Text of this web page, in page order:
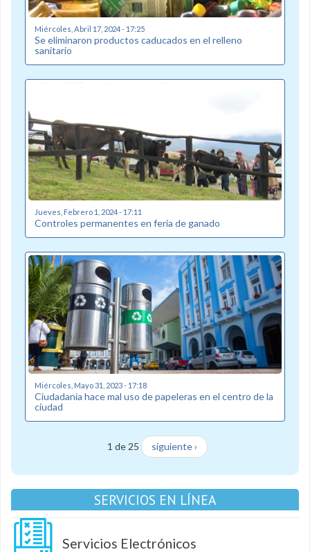
Miércoles, Abril 17, 2024 - 17:25
Se eliminaron productos caducados en el relleno
sanitario
Jueves, Febrero 1, 2024 - 17:11
Controles permanentes en feria de ganado
Miércoles, Mayo 31, 2023 - 17:18
Ciudadanía hace mal uso de papeleras en el centro de la
ciudad
1 de 25 siguiente ›
SERVICIOS EN LÍNEA
Servicios Electrónicos